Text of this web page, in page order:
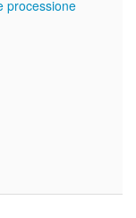
processione